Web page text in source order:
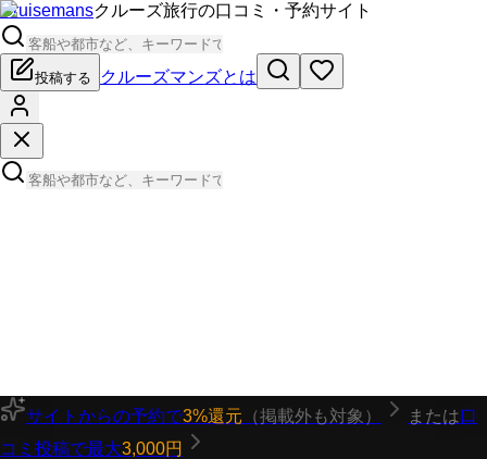
Cruisemansクルーズ旅行の口コミ・予約サイト
投稿する クルーズマンズとは
サイトからの予約で3%還元 （掲載外も対象） または口
コミ投稿で最大3,000円